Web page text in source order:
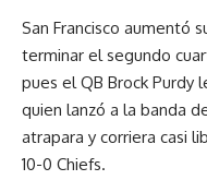
San Francisco aumentó
terminar el segundo
pues el QB Brock Purdy
quien lanzó a la banda
atrapara y corriera casi
10-0 Chiefs.